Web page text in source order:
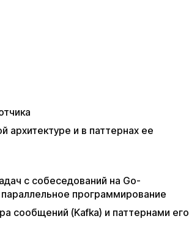
архитектуре и в паттернах ее
с собеседований на Go-
программирование
сообщений (Kafka) и паттернами его